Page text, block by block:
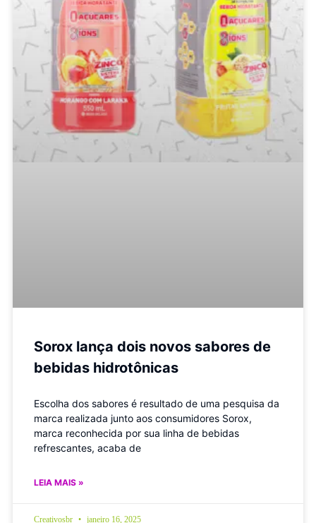
Sorox lança dois novos sabores de
bebidas hidrotônicas
Escolha dos sabores é resultado de uma pesquisa da
marca realizada junto aos consumidores Sorox,
marca reconhecida por sua linha de bebidas
refrescantes, acaba de
LEIA MAIS »
Creativosbr janeiro 16, 2025